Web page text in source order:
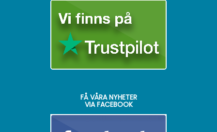
FÅ VÅRA NYHETER
VIA FACEBOOK